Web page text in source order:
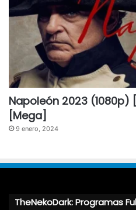
Napoleón 2023 (1080p)
[Mega]
9 enero, 2024
TheNekoDark: Programas